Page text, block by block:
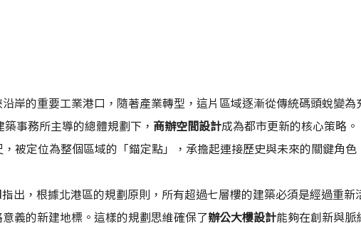
岸的重要工業港口，隨著產業轉型，這片區域逐漸從傳統碼頭蛻變為
事務所主導的總體規劃下， 商辦空間設計成為都市更新的核心策略。
被定位為整個區域的「錨定點」，承擔起連接歷史與未來的關鍵角色
出，根據北港區的規劃原則，所有超過七層樓的建築必須是經過重新
義的新建地標。這樣的規劃思維確保了辦公大樓設計能夠在創新與脈